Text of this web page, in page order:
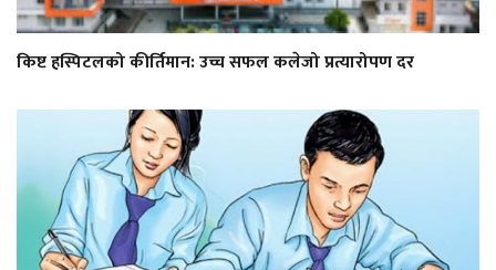
किष्ट हस्पिटलको कीर्तिमान: उच्च सफल कलेजो प्रत्यारोपण दर